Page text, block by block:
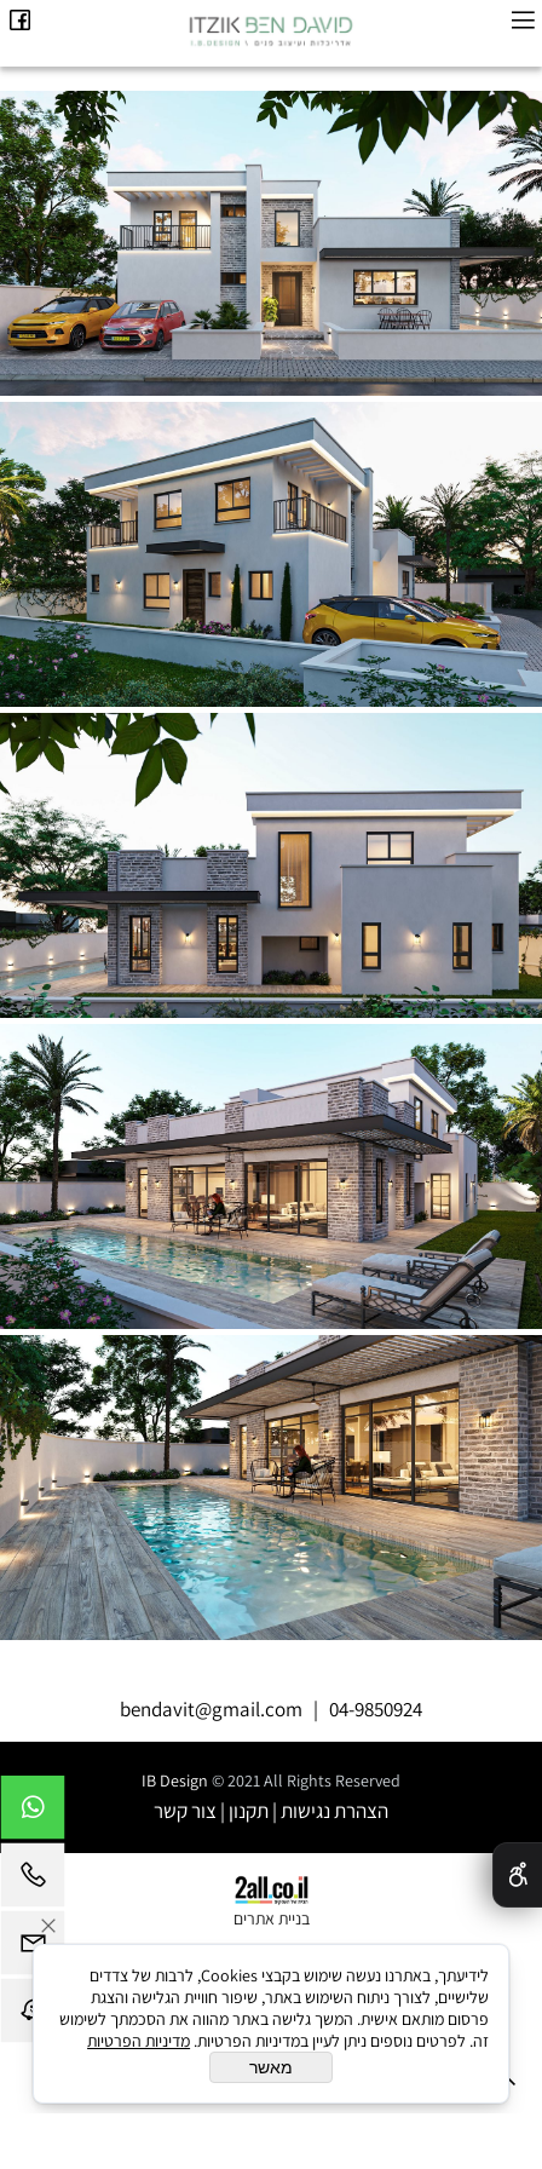
bendavit@gmail.com | 04-9850924
IB Design © 2021 All Rights Reserved
הצהרת נגישות|תקנון | צור קשר
בניית אתרים
לידיעתך, באתרנו נעשה שימוש בקבצי Cookies, לרבות של צדדים
שלישיים, לצורך ניתוח השימוש באתר, שיפור חוויית הגלישה והצגת
פרסום מותאם אישית. המשך גלישה באתר מהווה את הסכמתך לשימוש
זה. לפרטים נוספים ניתן לעיין במדיניות הפרטיות. מדיניות הפרטיות
מאשר